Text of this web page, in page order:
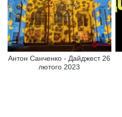
Антон Санченко - Дайджест 26
лютого 2023